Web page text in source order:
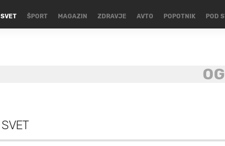
SVET ŠPORT MAGAZIN ZDRAVJE AVTO POPOTNIK POD
SVET